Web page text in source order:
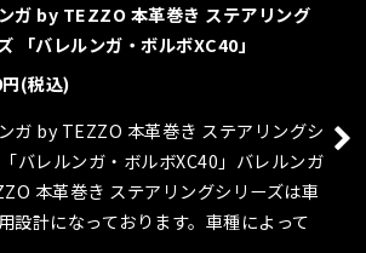
ガ by TEZZO 本革巻き ステアリング
「バレルンガ・ボルボXC40」
円(税込)
ガ by TEZZO 本革巻き ステアリングシ
バレルンガ・ボルボXC40」バレルンガ
本革巻き ステアリングシリーズは車
設計になっております。車種によって